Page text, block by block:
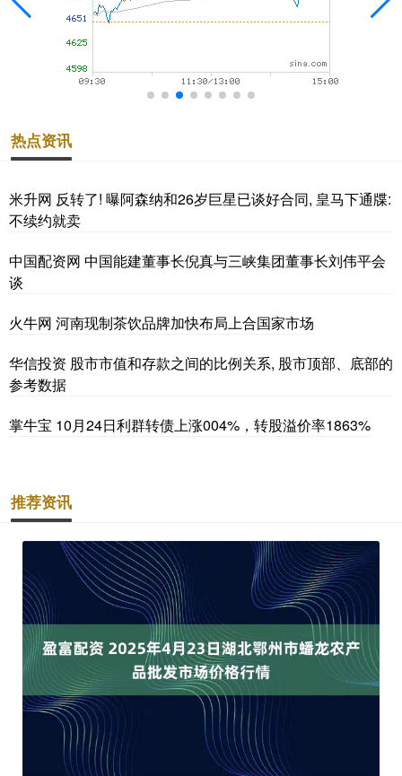
热点资讯
米升网 反转了! 曝阿森纳和26岁巨星已谈好合同, 皇马下通牒:
不续约就卖
中国配资网 中国能建董事长倪真与三峡集团董事长刘伟平会
谈
火牛网 河南现制茶饮品牌加快布局上合国家市场
华信投资 股市市值和存款之间的比例关系, 股市顶部、底部的
参考数据
掌牛宝 10月24日利群转债上涨004%，转股溢价率1863%
推荐资讯